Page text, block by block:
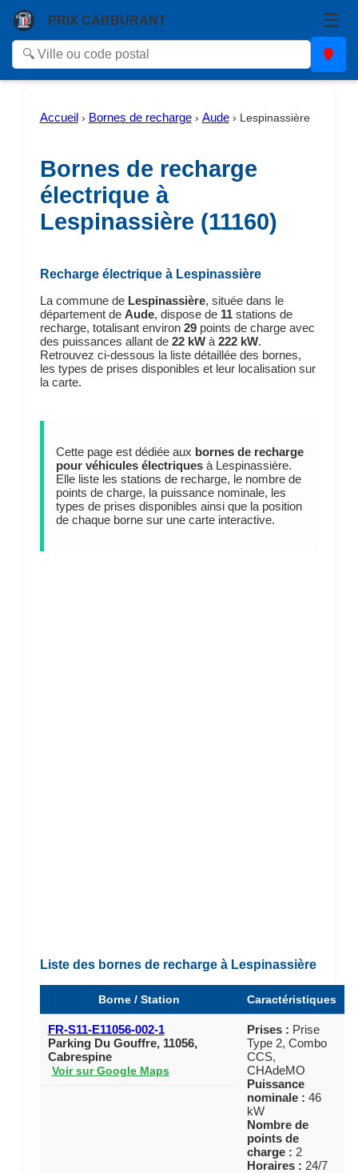
PRIX CARBURANT ☰
Accueil › Bornes de recharge› Aude› Lespinassière
Bornes de recharge
électrique à
Lespinassière (11160)
Recharge électrique à Lespinassière
La commune de Lespinassière, située dans le
département de Aude, dispose de 11stations de
recharge, totalisant environ 29points de charge avec
des puissances allant de 22 kWà 222 kW.
Retrouvez ci-dessous la liste détaillée des bornes,
les types de prises disponibles et leur localisation sur
la carte.
Cette page est dédiée aux bornes de recharge
pour véhicules électriquesà Lespinassière.
Elle liste les stations de recharge, le nombre de
points de charge, la puissance nominale, les
types de prises disponibles ainsi que la position
de chaque borne sur une carte interactive.
Liste des bornes de recharge à Lespinassière
Borne / Station Caractéristiques
FR-S11-E11056-002-1
Parking Du Gouffre, 11056,
Cabrespine
Voir sur Google Maps
Prises : Prise
Type 2, Combo
CCS,
CHAdeMO
Puissance
nominale : 46
kW
Nombre de
points de
charge : 2
Horaires : 24/7